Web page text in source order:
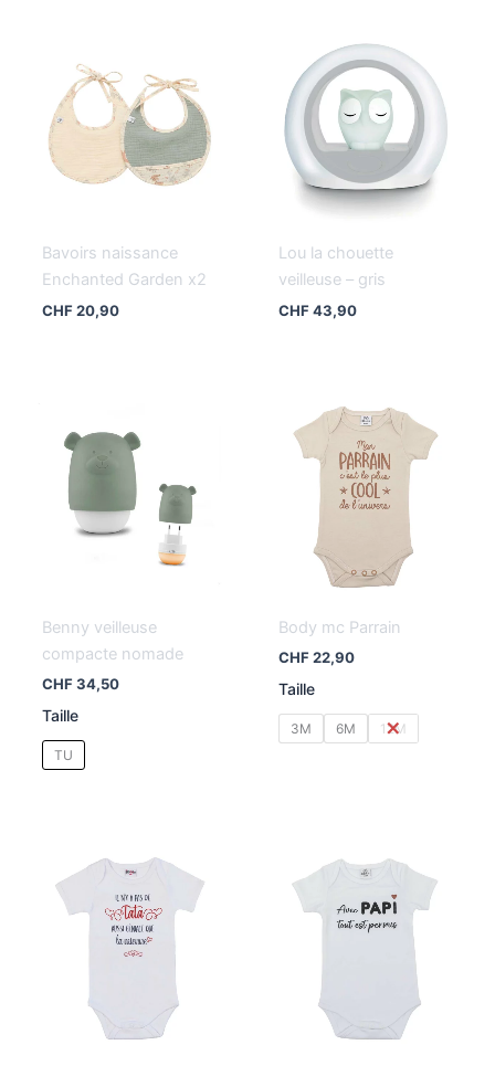
Bavoirs naissance
Enchanted Garden x2
CHF20,90
Lou la chouette
veilleuse – gris
CHF43,90
Benny veilleuse
compacte nomade
CHF34,50
Taille
TU
Body mc Parrain
CHF22,90
Taille
3M 6M 12M